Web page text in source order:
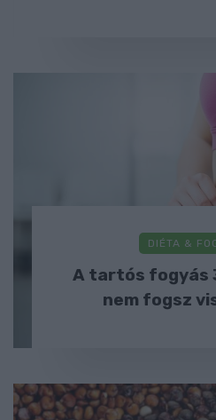
DIÉTA &
A tartós fogyás
nem fogsz